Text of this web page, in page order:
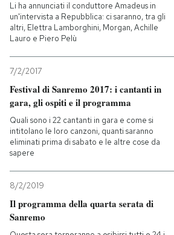
Li ha annunciati il conduttore Amadeus in
un'intervista a Repubblica: ci saranno, tra gli
altri, Elettra Lamborghini, Morgan, Achille
Lauro e Piero Pelù
7/2/2017
Festival di Sanremo 2017: i cantanti in
gara, gli ospiti e il programma
Quali sono i 22 cantanti in gara e come si
intitolano le loro canzoni, quanti saranno
eliminati prima di sabato e le altre cose da
sapere
8/2/2019
Il programma della quarta serata di
Sanremo